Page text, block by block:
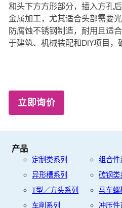
和头下方方形部分，插入方孔
金属加工，尤其适合头部需要
防腐蚀不锈钢制造，耐用且适
于建筑、机械装配和DIY项目，
立即询价
产品
定制类系列
异形槽系列
T型／方头系列
车削系列
组合件
碳钢类
马车螺
冲压件